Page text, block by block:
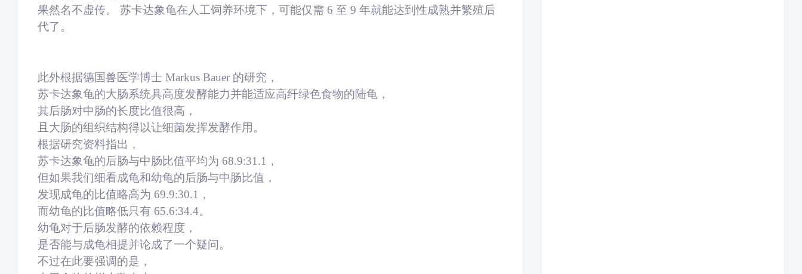
果然名不虚传。 苏卡达象龟在人工饲养环境下，可能仅需 6 至 9 年就能达到性成熟并繁殖后
代了。
此外根据德国兽医学博士 Markus Bauer 的研究，
苏卡达象龟的大肠系统具高度发酵能力并能适应高纤绿色食物的陆龟，
其后肠对中肠的长度比值很高，
且大肠的组织结构得以让细菌发挥发酵作用。
根据研究资料指出，
苏卡达象龟的后肠与中肠比值平均为 68.9:31.1，
但如果我们细看成龟和幼龟的后肠与中肠比值，
发现成龟的比值略高为 69.9:30.1，
而幼龟的比值略低只有 65.6:34.4。
幼龟对于后肠发酵的依赖程度，
是否能与成龟相提并论成了一个疑问。
不过在此要强调的是，